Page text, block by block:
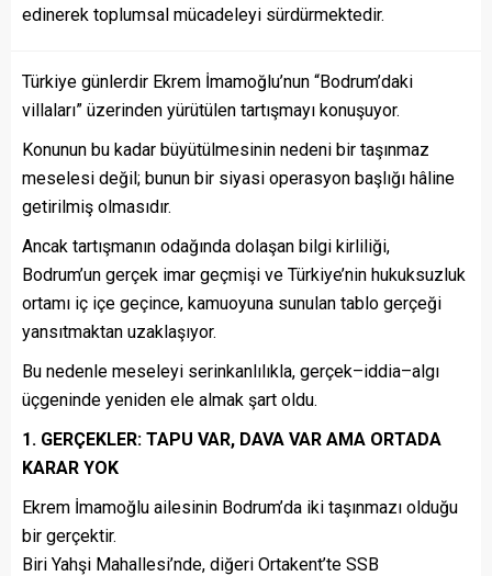
edinerek toplumsal mücadeleyi sürdürmektedir.
Türkiye günlerdir Ekrem İmamoğlu’nun “Bodrum’daki
villaları” üzerinden yürütülen tartışmayı konuşuyor.
Konunun bu kadar büyütülmesinin nedeni bir taşınmaz
meselesi değil; bunun bir siyasi operasyon başlığı hâline
getirilmiş olmasıdır.
Ancak tartışmanın odağında dolaşan bilgi kirliliği,
Bodrum’un gerçek imar geçmişi ve Türkiye’nin hukuksuzluk
ortamı iç içe geçince, kamuoyuna sunulan tablo gerçeği
yansıtmaktan uzaklaşıyor.
Bu nedenle meseleyi serinkanlılıkla, gerçek–iddia–algı
üçgeninde yeniden ele almak şart oldu.
1. GERÇEKLER: TAPU VAR, DAVA VAR AMA ORTADA
KARAR YOK
Ekrem İmamoğlu ailesinin Bodrum’da iki taşınmazı olduğu
bir gerçektir.
Biri Yahşi Mahallesi’nde, diğeri Ortakent’te SSB